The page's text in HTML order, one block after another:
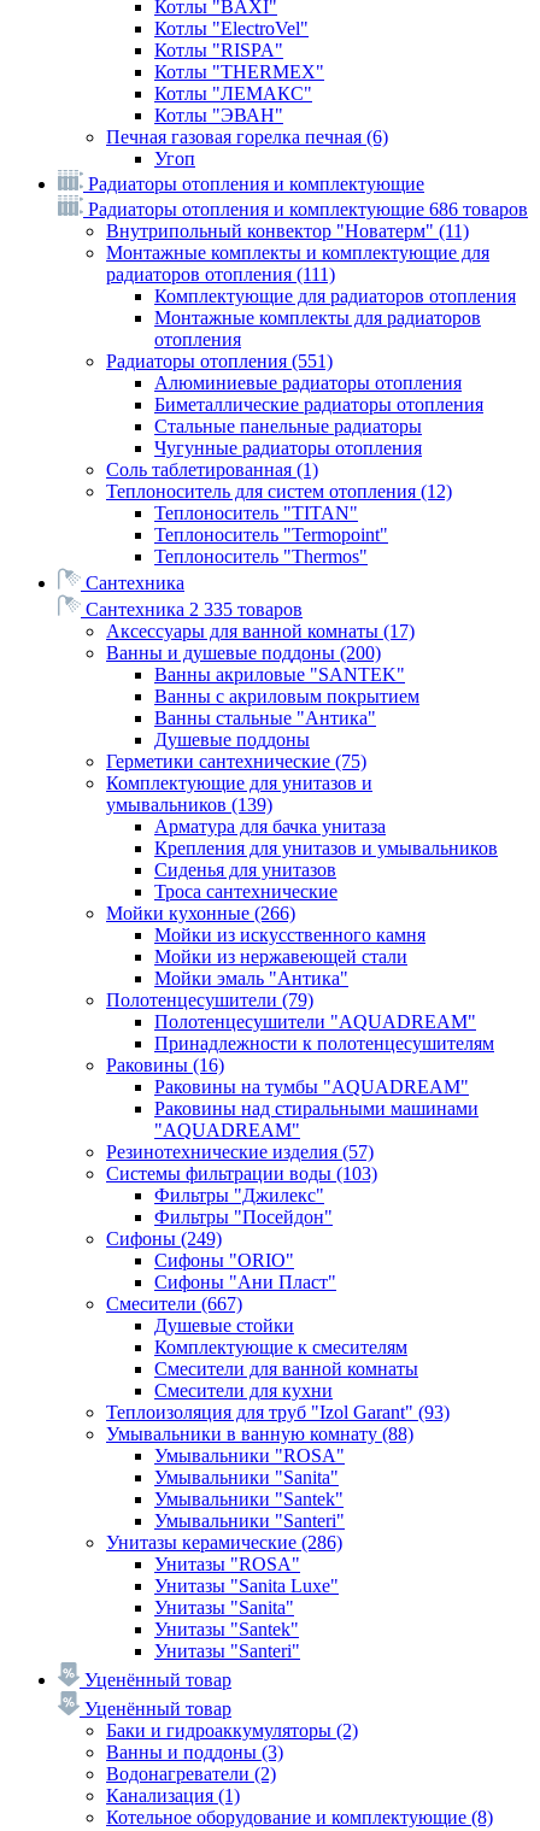
Котлы "BAXI"
Котлы "ElectroVel"
Котлы "RISPA"
Котлы "THERMEX"
Котлы "ЛЕМАКС"
Котлы "ЭВАН"
Печная газовая горелка печная (6)
Угоп
Радиаторы отопления и комплектующие
Радиаторы отопления и комплектующие 686 товаров
Внутрипольный конвектор "Новатерм" (11)
Монтажные комплекты и комплектующие для
радиаторов отопления (111)
Комплектующие для радиаторов отопления
Монтажные комплекты для радиаторов
отопления
Радиаторы отопления (551)
Алюминиевые радиаторы отопления
Биметаллические радиаторы отопления
Стальные панельные радиаторы
Чугунные радиаторы отопления
Соль таблетированная (1)
Теплоноситель для систем отопления (12)
Теплоноситель "TITAN"
Теплоноситель "Termopoint"
Теплоноситель "Thermos"
Сантехника
Сантехника 2 335 товаров
Аксессуары для ванной комнаты (17)
Ванны и душевые поддоны (200)
Ванны акриловые "SANTEK"
Ванны с акриловым покрытием
Ванны стальные "Антика"
Душевые поддоны
Герметики сантехнические (75)
Комплектующие для унитазов и
умывальников (139)
Арматура для бачка унитаза
Крепления для унитазов и умывальников
Сиденья для унитазов
Троса сантехнические
Мойки кухонные (266)
Мойки из искусственного камня
Мойки из нержавеющей стали
Мойки эмаль "Антика"
Полотенцесушители (79)
Полотенцесушители "AQUADREAM"
Принадлежности к полотенцесушителям
Раковины (16)
Раковины на тумбы "AQUADREAM"
Раковины над стиральными машинами
"AQUADREAM"
Резинотехнические изделия (57)
Системы фильтрации воды (103)
Фильтры "Джилекс"
Фильтры "Посейдон"
Сифоны (249)
Сифоны "ORIO"
Сифоны "Ани Пласт"
Смесители (667)
Душевые стойки
Комплектующие к смесителям
Смесители для ванной комнаты
Смесители для кухни
Теплоизоляция для труб "Izol Garant" (93)
Умывальники в ванную комнату (88)
Умывальники "ROSA"
Умывальники "Sanita"
Умывальники "Santek"
Умывальники "Santeri"
Унитазы керамические (286)
Унитазы "ROSA"
Унитазы "Sanita Luxe"
Унитазы "Sanita"
Унитазы "Santek"
Унитазы "Santeri"
Уценённый товар
Уценённый товар
Баки и гидроаккумуляторы (2)
Ванны и поддоны (3)
Водонагреватели (2)
Канализация (1)
Котельное оборудование и комплектующие (8)